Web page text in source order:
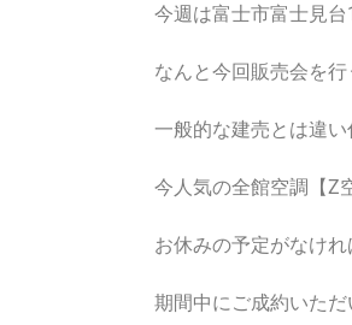
今週は富士市富士見台
なんと今回販売会を
一般的な建売とは違い
今人気の全館空調【Z
お休みの予定がなけ
期間中にご成約いた